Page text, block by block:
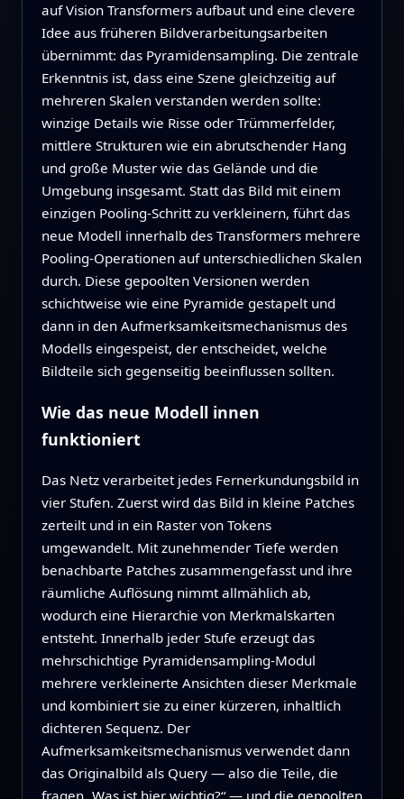
auf Vision Transformers aufbaut und eine clevere
Idee aus früheren Bildverarbeitungsarbeiten
übernimmt: das Pyramidensampling. Die zentrale
Erkenntnis ist, dass eine Szene gleichzeitig auf
mehreren Skalen verstanden werden sollte:
winzige Details wie Risse oder Trümmerfelder,
mittlere Strukturen wie ein abrutschender Hang
und große Muster wie das Gelände und die
Umgebung insgesamt. Statt das Bild mit einem
einzigen Pooling‑Schritt zu verkleinern, führt das
neue Modell innerhalb des Transformers mehrere
Pooling‑Operationen auf unterschiedlichen Skalen
durch. Diese gepoolten Versionen werden
schichtweise wie eine Pyramide gestapelt und
dann in den Aufmerksamkeitsmechanismus des
Modells eingespeist, der entscheidet, welche
Bildteile sich gegenseitig beeinflussen sollten.
Wie das neue Modell innen
funktioniert
Das Netz verarbeitet jedes Fernerkundungsbild in
vier Stufen. Zuerst wird das Bild in kleine Patches
zerteilt und in ein Raster von Tokens
umgewandelt. Mit zunehmender Tiefe werden
benachbarte Patches zusammengefasst und ihre
räumliche Auflösung nimmt allmählich ab,
wodurch eine Hierarchie von Merkmalskarten
entsteht. Innerhalb jeder Stufe erzeugt das
mehrschichtige Pyramidensampling‑Modul
mehrere verkleinerte Ansichten dieser Merkmale
und kombiniert sie zu einer kürzeren, inhaltlich
dichteren Sequenz. Der
Aufmerksamkeitsmechanismus verwendet dann
das Originalbild als Query — also die Teile, die